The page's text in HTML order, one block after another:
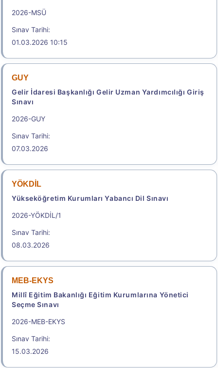
.e-YDS 2026/9 İngilizce
Elektronik Yabancı Dil Sınavı
13.08.2026 23:59
2.150,00
Başvuru Yap
Kılavuzu
Kılavuzu
.
Sınavı
Sınav Tarihi: 15.08.2026 - 18.08.2026
2.250,00
2026-MSÜ
Sınav Tarihi:
01.03.2026 10:15
GUY
Gelir İdaresi Başkanlığı Gelir Uzman Yardımcılığı Giriş
Sınavı
2026-GUY
Sınav Tarihi:
07.03.2026
YÖKDİL
Yükseköğretim Kurumları Yabancı Dil Sınavı
2026-YÖKDİL/1
Sınav Tarihi:
08.03.2026
MEB-EKYS
Millî Eğitim Bakanlığı Eğitim Kurumlarına Yönetici
Seçme Sınavı
2026-MEB-EKYS
Sınav Tarihi:
15.03.2026